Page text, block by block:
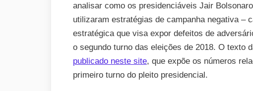
analisar como os presidenciáveis Jair
utilizaram estratégias de campanha negativa –
estratégica que visa expor defeitos de
o segundo turno das eleições de 2018. O texto
publicado neste site, que expõe os números
primeiro turno do pleito presidencial.